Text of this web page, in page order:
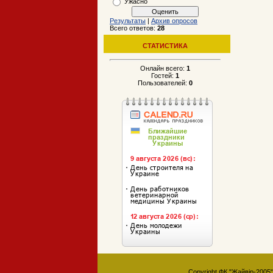
Результаты | Архив опросов
Всего ответов: 28
СТАТИСТИКА
Онлайн всего: 1
Гостей: 1
Пользователей: 0